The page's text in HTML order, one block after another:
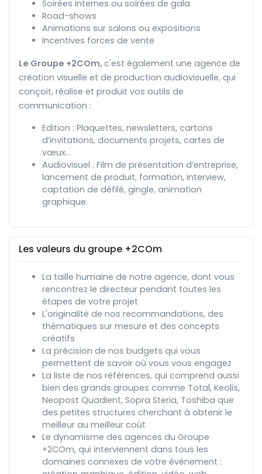
Soirées internes ou soirées de gala
Road-shows
Animations sur salons ou expositions
Incentives forces de vente
Le Groupe +2COm, c'est également une agence de
création visuelle et de production audiovisuelle, qui
conçoit, réalise et produit vos outils de
communication :
Edition : Plaquettes, newsletters, cartons
d’invitations, documents projets, cartes de
vœux…
Audiovisuel : Film de présentation d’entreprise,
lancement de produit, formation, interview,
captation de défilé, gingle, animation
graphique.
Les valeurs du groupe +2COm
La taille humaine de notre agence, dont vous
rencontrez le directeur pendant toutes les
étapes de votre projet
L'originalité de nos recommandations, des
thématiques sur mesure et des concepts
créatifs
La précision de nos budgets qui vous
permettent de savoir où vous vous engagez
La liste de nos références, qui comprend aussi
bien des grands groupes comme Total, Keolis,
Neopost Quadient, Sopra Steria, Toshiba que
des petites structures cherchant à obtenir le
meilleur au meilleur coût
Le dynamisme des agences du Groupe
+2COm, qui interviennent dans tous les
domaines connexes de votre événement :